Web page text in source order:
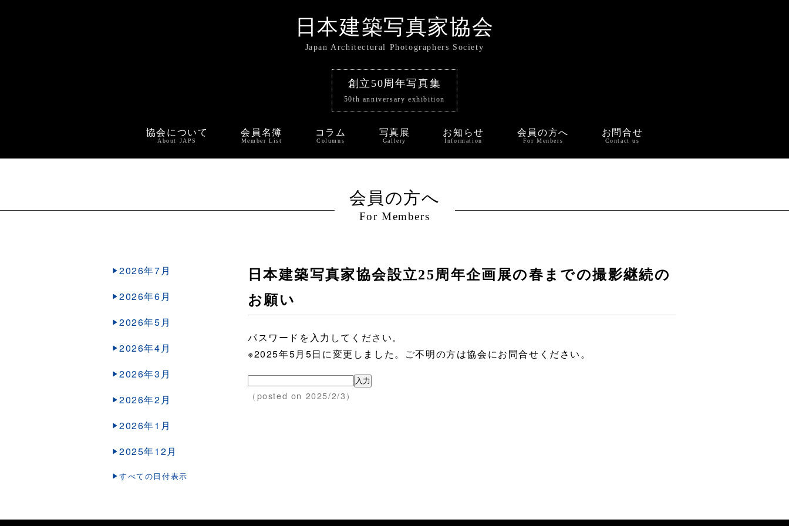
日本建築写真家協会
Japan Architectural Photographers Society
創立50周年写真集
50th anniversary exhibition
協会について
About JAPS
会員名簿
Member List
コラム
Columns
写真展
Gallery
お知らせ
Information
会員の方へ
For Menbers
お問合せ
Contact us
会員の方へ
For Members
2026年7月
2026年6月
2026年5月
2026年4月
2026年3月
2026年2月
2026年1月
2025年12月
すべての日付表示
日本建築写真家協会設立25周年企画展の春までの撮影継続の
お願い
パスワードを入力してください。
※2025年5月5日に変更しました。ご不明の方は協会にお問合せください。
（posted on 2025/2/3）